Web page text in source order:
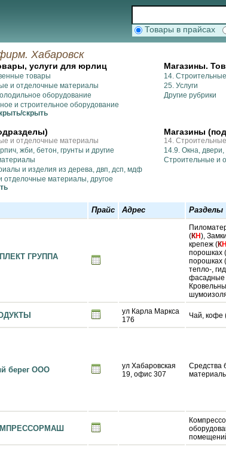
Товары в прайсах
Хабаровск
услуги для юрлиц
товары
и отделочные материалы
оборудование
и строительное оборудование
скрыть
Магазины.
14.
25. Услуги
Другие рубрики
и отделочные материалы
жби, бетон, грунты и другие
и изделия из дерева, двп, дсп, мдф
отделочные материалы, другое
Магазины
14.
14.9. Окна,
Строительные и
Прайс Адрес Разделы
ГРУППА
(КН),
крепеж (КН
порошках
порошках (
тепло-,
фасадные
ул Карла Маркса
176
Чай, кофе
берег ООО
ул Хабаровская
19, офис 307
Средства